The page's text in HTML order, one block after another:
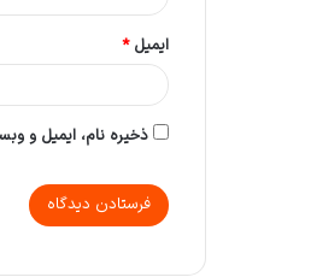
ایمیل*
ذخیره نام، ایمیل و